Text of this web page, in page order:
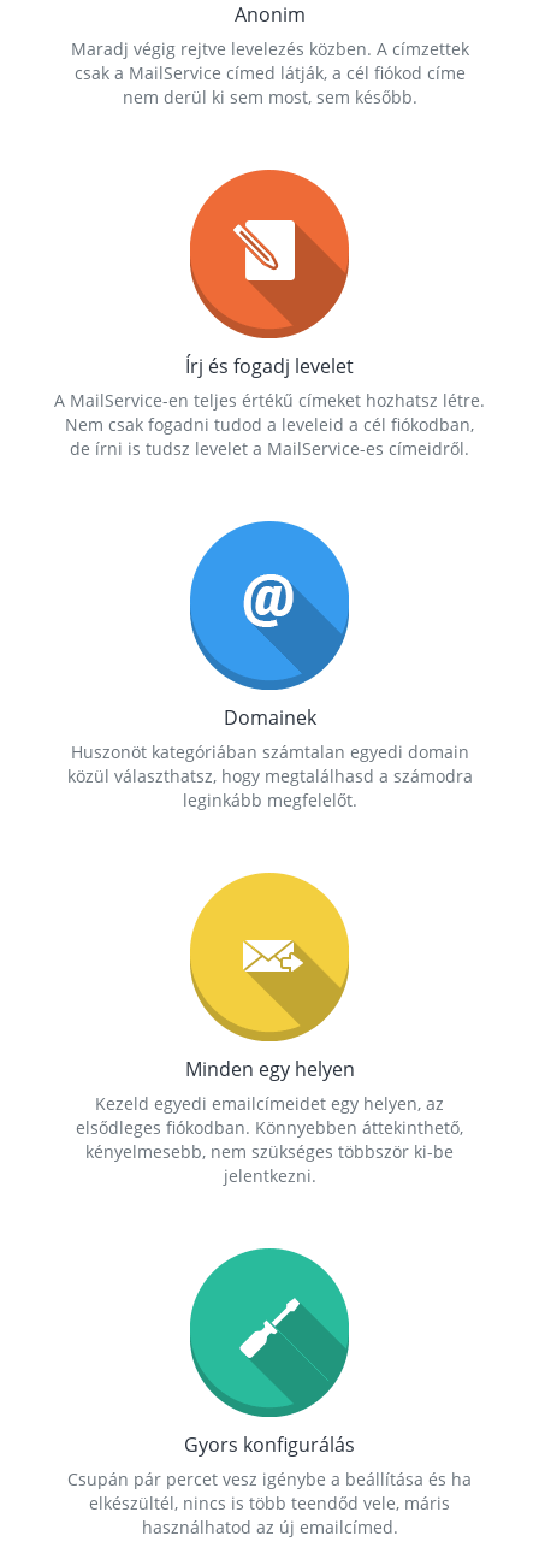
Anonim
Maradj végig rejtve levelezés közben. A címzettek
csak a MailService címed látják, a cél fiókod címe
nem derül ki sem most, sem később.
Írj és fogadj levelet
A MailService-en teljes értékű címeket hozhatsz létre.
Nem csak fogadni tudod a leveleid a cél fiókodban,
de írni is tudsz levelet a MailService-es címeidről.
Domainek
Huszonöt kategóriában számtalan egyedi domain
közül választhatsz, hogy megtalálhasd a számodra
leginkább megfelelőt.
Minden egy helyen
Kezeld egyedi emailcímeidet egy helyen, az
elsődleges fiókodban. Könnyebben áttekinthető,
kényelmesebb, nem szükséges többször ki-be
jelentkezni.
Gyors konfigurálás
Csupán pár percet vesz igénybe a beállítása és ha
elkészültél, nincs is több teendőd vele, máris
használhatod az új emailcímed.